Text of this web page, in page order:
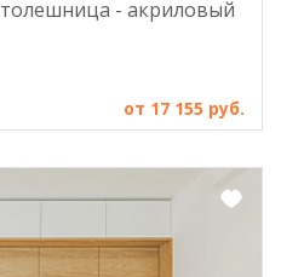
- акриловый
от 17 155 руб.